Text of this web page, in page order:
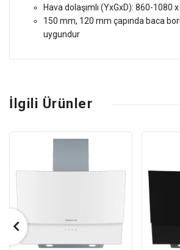
Hava dolaşımlı (YxGxD): 860-1080
150 mm, 120 mm çapında baca
uygundur
İlgili Ürünler